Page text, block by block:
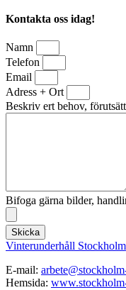
Kontakta oss idag!
Namn
Telefon
Email
Adress + Ort
Beskriv ert behov,
Bifoga gärna bilder,
Skicka
Vinterunderhåll Stockholm
E-mail:
Hemsida: